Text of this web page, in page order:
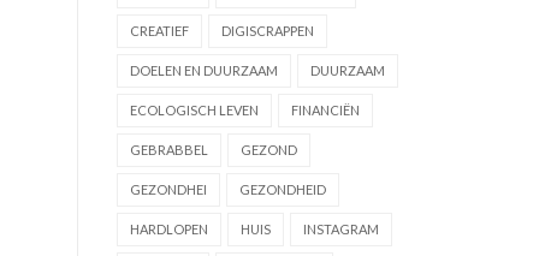
CREATIEF DIGISCRAPPEN
DOELEN EN DUURZAAM DUURZAAM
ECOLOGISCH LEVEN FINANCIËN
GEBRABBEL GEZOND
GEZONDHEI GEZONDHEID
HARDLOPEN HUIS INSTAGRAM